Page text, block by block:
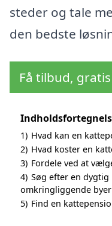
steder og tale
den bedste
Få tilbud,
1) Hvad kan en
2) Hvad koster en
3) Fordele ved at
4) Søg efter en
omkringliggende
5) Find en